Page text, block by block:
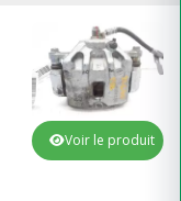
Voir le produit